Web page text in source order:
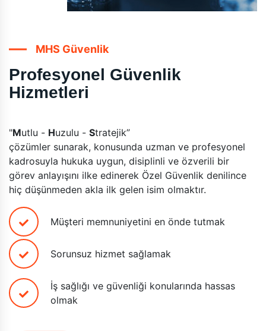
MHS Güvenlik
Profesyonel Güvenlik
Hizmetleri
"Mutlu - Huzulu - Stratejik”
çözümler sunarak, konusunda uzman ve profesyonel
kadrosuyla hukuka uygun, disiplinli ve özverili bir
görev anlayışını ilke edinerek Özel Güvenlik denilince
hiç düşünmeden akla ilk gelen isim olmaktır.
Müşteri memnuniyetini en önde tutmak
Sorunsuz hizmet sağlamak
İş sağlığı ve güvenliği konularında hassas
olmak